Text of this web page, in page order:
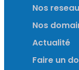
Nos
Nos
Actualité
Faire un